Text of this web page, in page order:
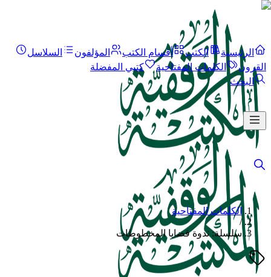
الرئيسية الكتب أقسام الكتب المؤلفون
السلاسل
القرون
الكلمات المفتاحية
كتبي المفضلة
البحث
الكلمات المفتاحية
/
سلسلة: ندوة قضايا المخطوطات